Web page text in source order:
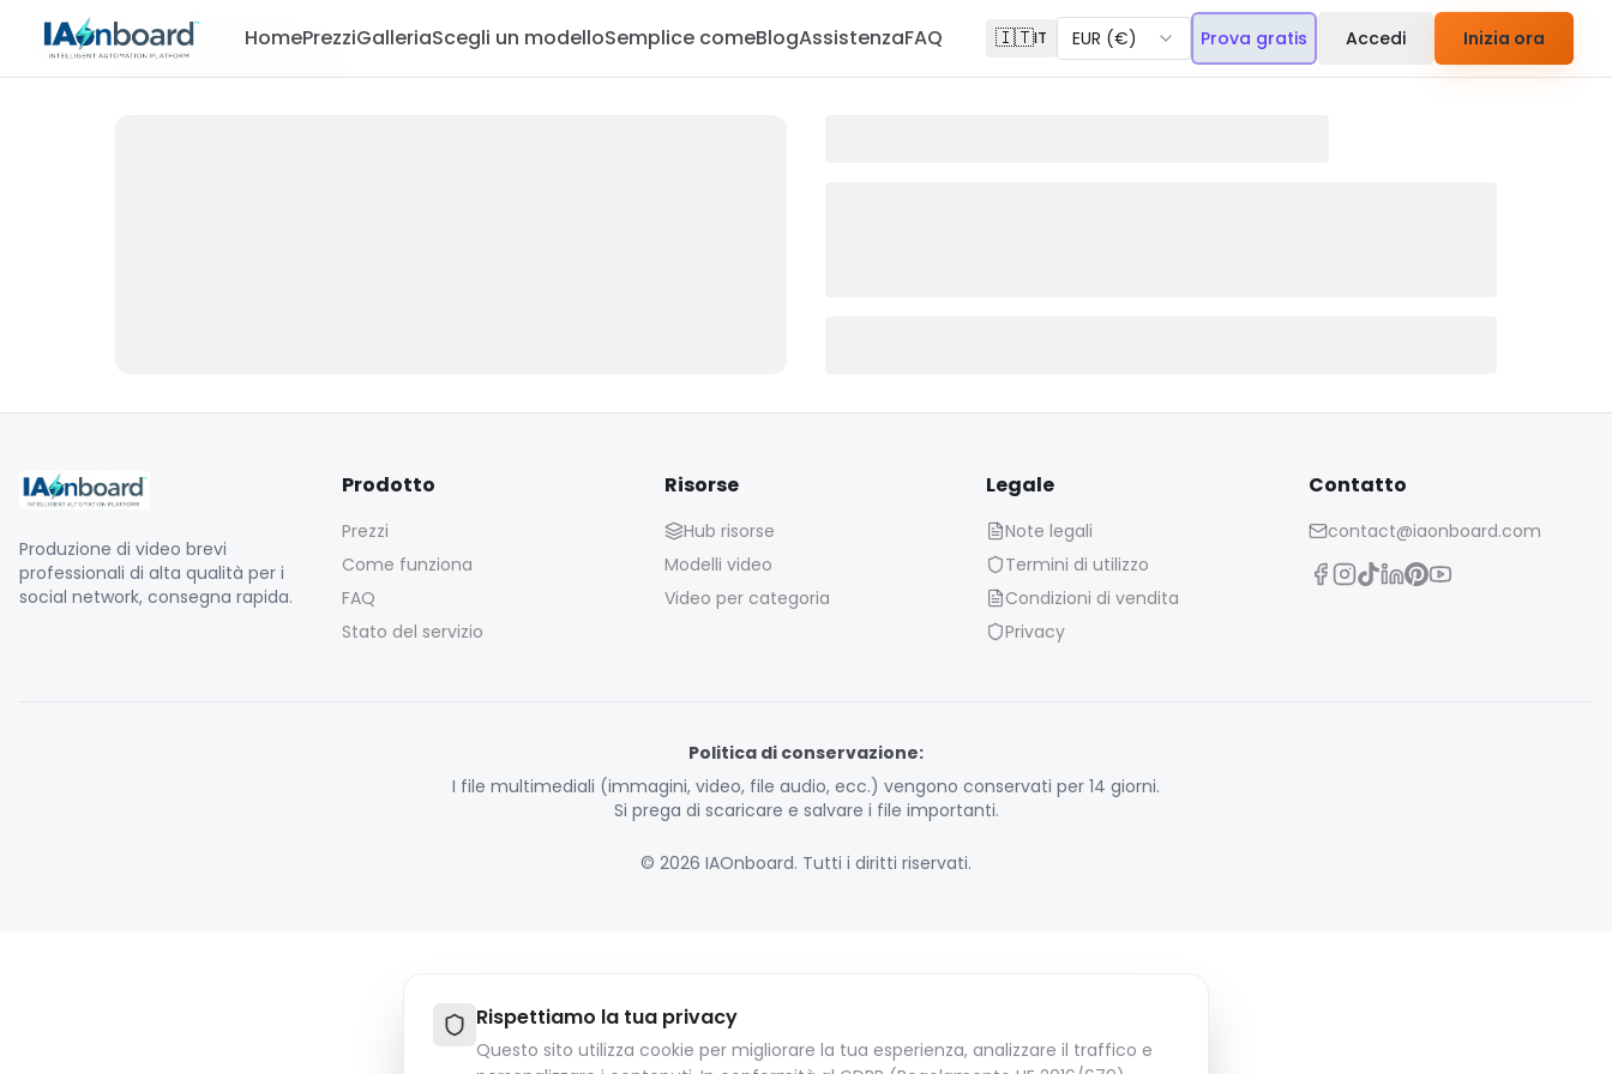
Rispettiamo la tua privacy
Questo sito utilizza cookie per migliorare la tua esperienza, analizzare il traffico e
HomePrezziGalleriaScegli un modelloSemplice comeBlogAssistenzaFAQ 🇮🇹IT EUR (€) Prova gratis Accedi Inizia ora
Produzione di video brevi
professionali di alta qualità per i
social network, consegna rapida.
Prodotto
Prezzi
Come funziona
FAQ
Stato del servizio
Risorse
Hub risorse
Modelli video
Video per categoria
Legale
Note legali
Termini di utilizzo
Condizioni di vendita
Privacy
Contatto
contact@iaonboard.com
Politica di conservazione:
I file multimediali (immagini, video, file audio, ecc.) vengono conservati per 14 giorni.
Si prega di scaricare e salvare i file importanti.
© 2026 IAOnboard. Tutti i diritti riservati.